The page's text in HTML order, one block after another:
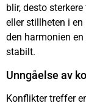
blir, desto
eller stillheten i
den harmonien
stabilt.
Unngåelse av
Konflikter treffer